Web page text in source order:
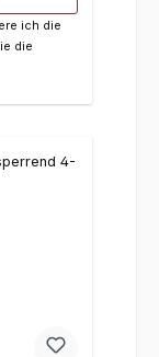
ich die
die